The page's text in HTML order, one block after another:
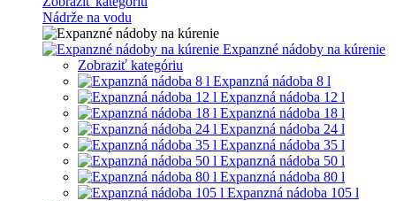
Nádrže na vodu
Expanzné nádoby na kúrenie
Zobraziť kategóriu
Expanzná nádoba 8 l
Expanzná nádoba 12 l
Expanzná nádoba 18 l
Expanzná nádoba 24 l
Expanzná nádoba 35 l
Expanzná nádoba 50 l
Expanzná nádoba 80 l
Expanzná nádoba 105 l